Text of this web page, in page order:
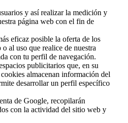
y así realizar la medición y
página web con el fin de
eficaz posible la oferta de los
al uso que realice de nuestra
con tu perfil de navegación.
publicitarios que, en su
almacenan información del
desarrollar un perfil específico
de Google, recopilarán
con la actividad del sitio web y